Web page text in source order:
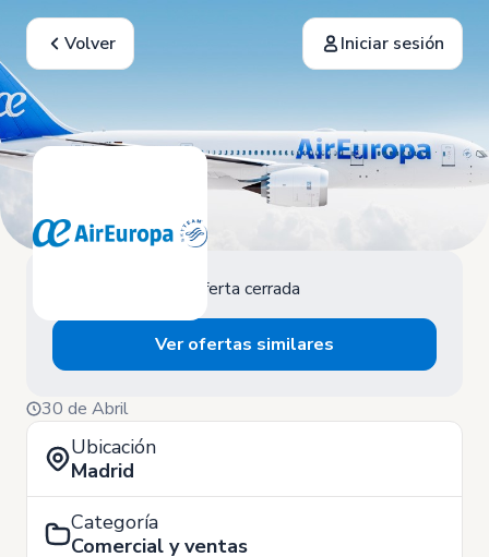
Volver Iniciar sesión
Oferta cerrada
Ver ofertas similares
30 de Abril
Ubicación
Madrid
Categoría
Comercial y ventas